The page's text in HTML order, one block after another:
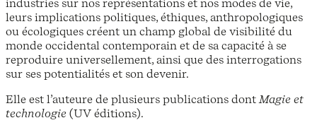
leurs implications politiques, éthiques, anthropologiques
ou écologiques créent un champ global de visibilité du
monde occidental contemporain et de sa capacité à se
reproduire universellement, ainsi que des interrogations
sur ses potentialités et son devenir.
Elle est l’auteure de plusieurs publications dontMagie et
technologie (UV éditions).